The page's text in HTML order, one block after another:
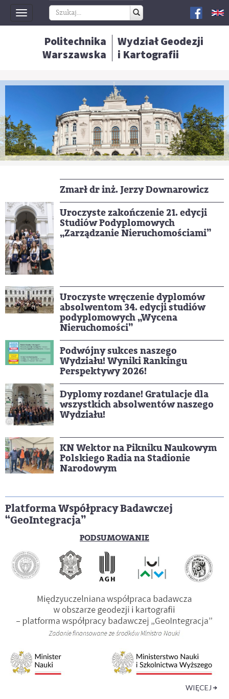
Toggle
navigation
Politechnika
Warszawska
Wydział Geodezji
i Kartografii
Zmarł dr inż. Jerzy Downarowicz
Uroczyste zakończenie 21. edycji
Studiów Podyplomowych
„Zarządzanie Nieruchomościami”
Uroczyste wręczenie dyplomów
absolwentom 34. edycji studiów
podyplomowych „Wycena
Nieruchomości”
Podwójny sukces naszego
Wydziału! Wyniki Rankingu
Perspektywy 2026!
Dyplomy rozdane! Gratulacje dla
wszystkich absolwentów naszego
Wydziału!
KN Wektor na Pikniku Naukowym
Polskiego Radia na Stadionie
Narodowym
Platforma Współpracy Badawczej
“GeoIntegracja”
PODSUMOWANIE
WIĘCEJ